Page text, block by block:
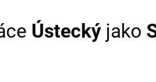
Ústecký jako